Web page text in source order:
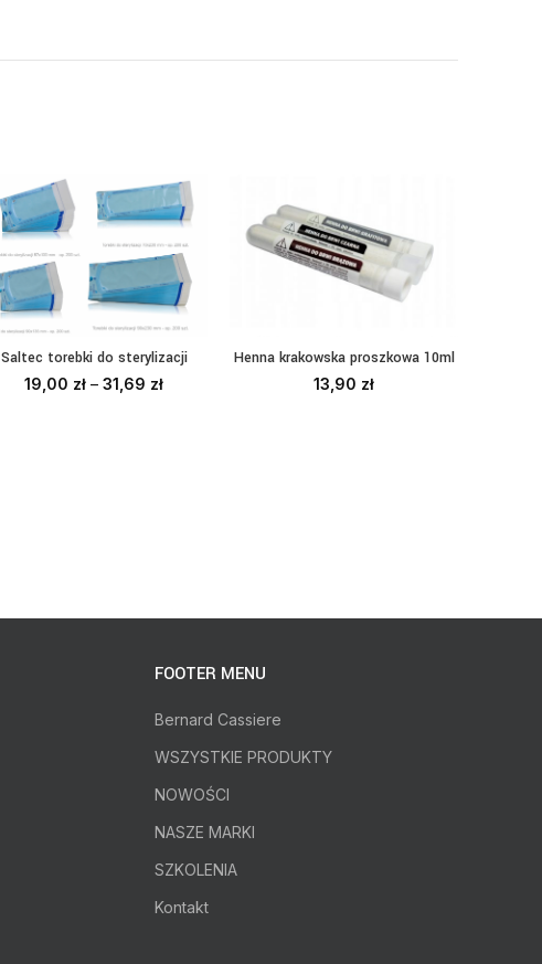
WYBIERZ OPCJE
Saltec torebki do sterylizacji
19,00 zł –31,69 zł
WYBIERZ OPCJE
Henna krakowska proszkowa 10ml
13,90 zł
FOOTER MENU
Bernard Cassiere
WSZYSTKIE PRODUKTY
NOWOŚCI
NASZE MARKI
SZKOLENIA
Kontakt